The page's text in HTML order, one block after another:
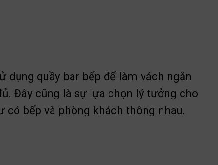
dụng quầy bar bếp để làm vách ngăn
Đây cũng là sự lựa chọn lý tưởng cho
có bếp và phòng khách thông nhau.